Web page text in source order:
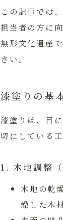
この記事では
担当者の方に
無形文化遺産
さい。
漆塗りの基
漆塗りは、目
切にしている
1. 木地調整
木地の乾
燥した木